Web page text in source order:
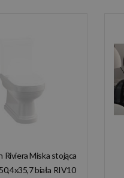
Riviera Miska stojąca
biała RIV10